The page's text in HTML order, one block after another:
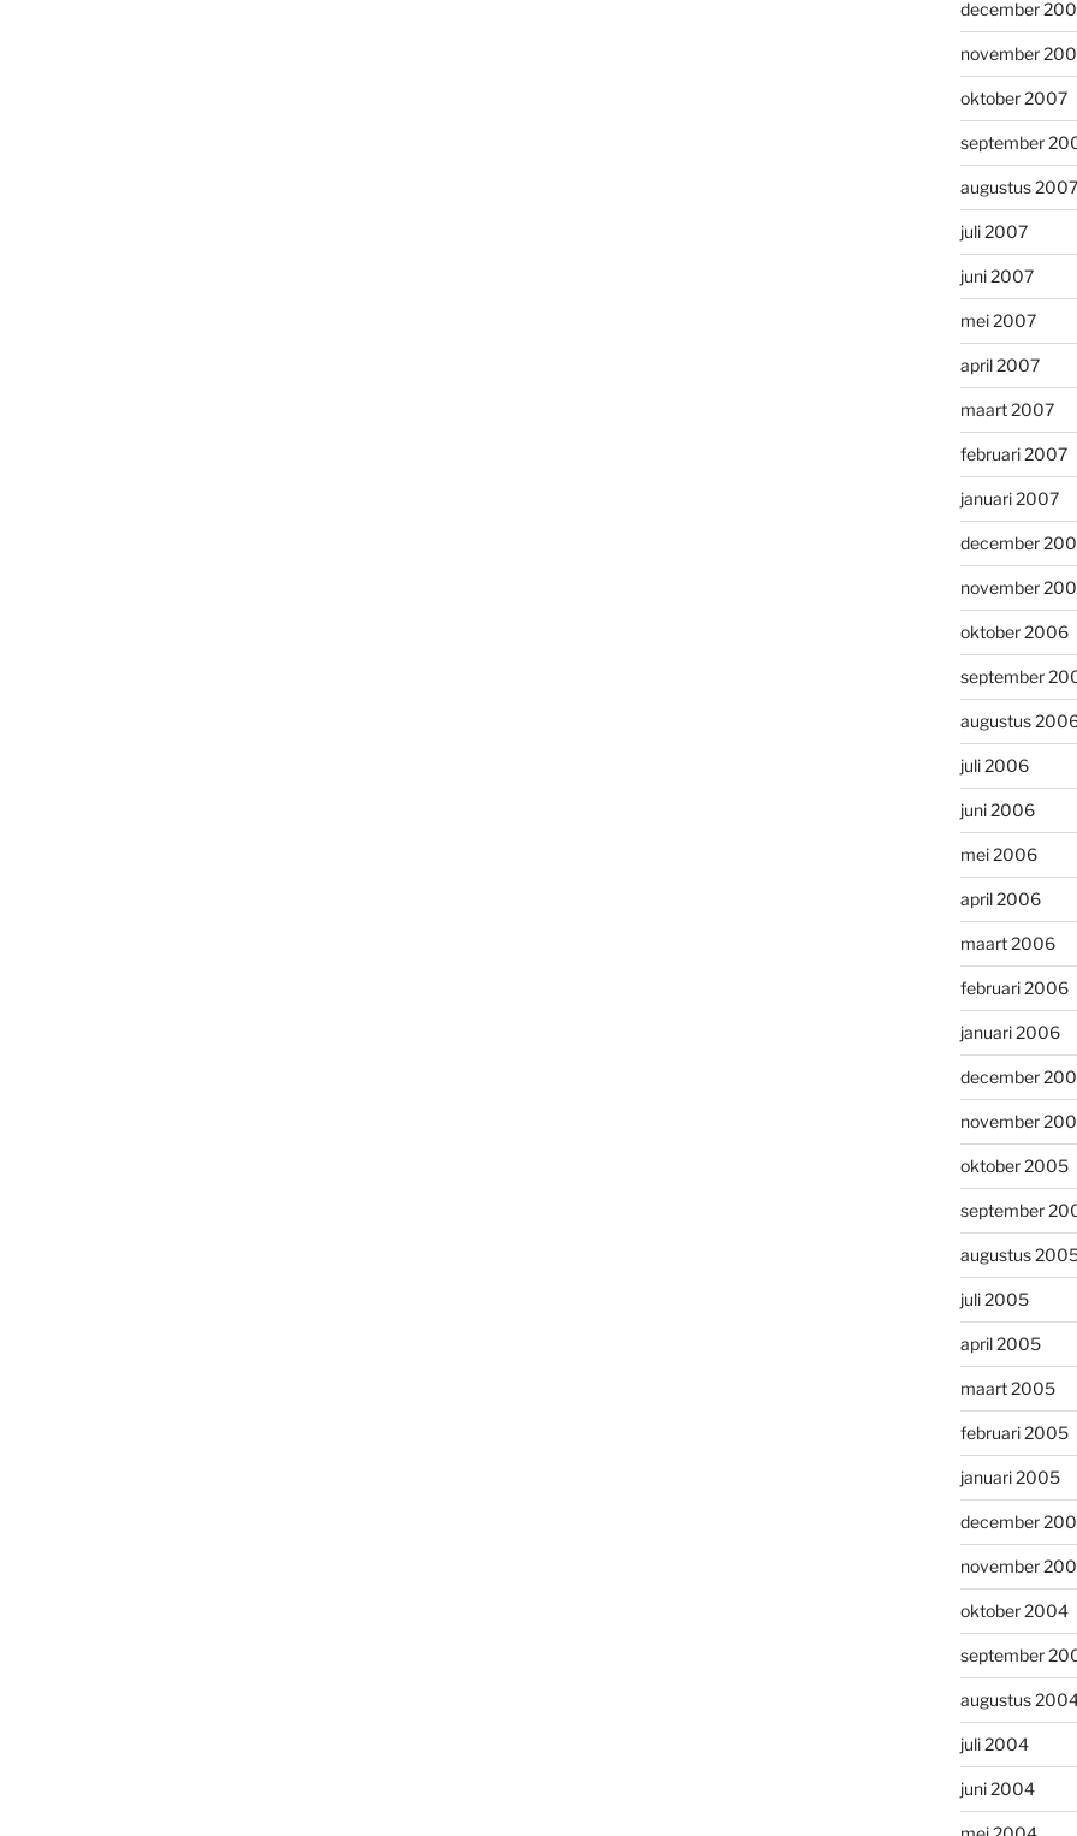
december
november
oktober 2007
september
augustus 2007
juli 2007
juni 2007
mei 2007
april 2007
maart 2007
februari 2007
januari 2007
december
november
oktober 2006
september
augustus
juli 2006
juni 2006
mei 2006
april 2006
maart 2006
februari 2006
januari 2006
december
november
oktober 2005
september
augustus
juli 2005
april 2005
maart 2005
februari 2005
januari 2005
december
november
oktober 2004
september
augustus
juli 2004
juni 2004